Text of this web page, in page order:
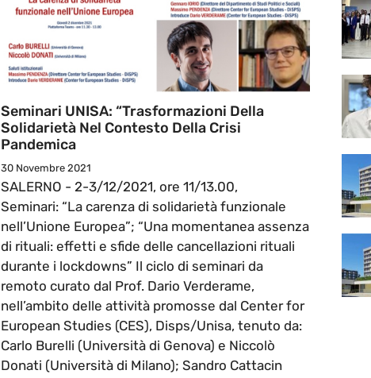
Seminari UNISA: “Trasformazioni Della
Solidarietà Nel Contesto Della Crisi
Pandemica
30 Novembre 2021
SALERNO - 2-3/12/2021, ore 11/13.00,
Seminari: “La carenza di solidarietà funzionale
nell’Unione Europea”; “Una momentanea assenza
di rituali: effetti e sfide delle cancellazioni rituali
durante i lockdowns” Il ciclo di seminari da
remoto curato dal Prof. Dario Verderame,
nell’ambito delle attività promosse dal Center for
European Studies (CES), Disps/Unisa, tenuto da:
Carlo Burelli (Università di Genova) e Niccolò
Donati (Università di Milano); Sandro Cattacin